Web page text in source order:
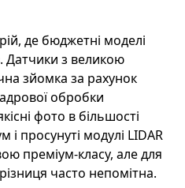
де бюджетні моделі
з великою
зйомка за рахунок
обробки
фото в більшості
просунуті модулі LIDAR
преміум-класу, але для
часто непомітна.